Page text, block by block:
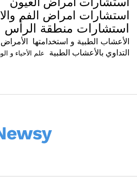
استشارات امراض الفم
استشارات منطقة الرأس
الأعشاب الطبية و استخدامتها الأمراض
التداوي بالأعشاب الطبية علم الأحياء و